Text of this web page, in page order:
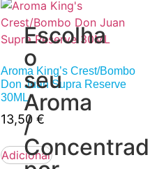
Escolha
o
seu
Aroma
/
Aroma King’s Crest/Bombo
Don Juan Supra Reserve
30ML
13,50 €
Adicionar